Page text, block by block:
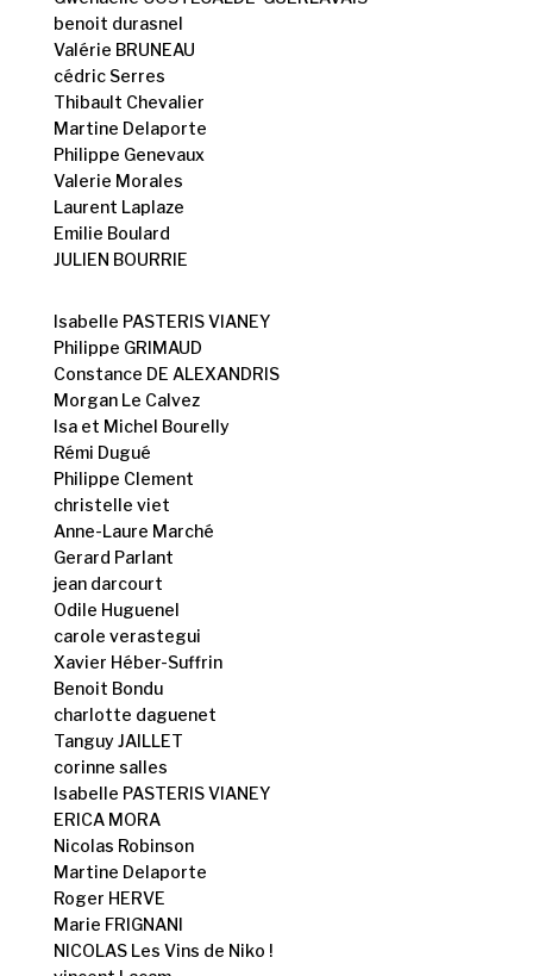
benoit durasnel
Valérie BRUNEAU
cédric Serres
Thibault Chevalier
Martine Delaporte
Philippe Genevaux
Valerie Morales
Laurent Laplaze
Emilie Boulard
JULIEN BOURRIE
Isabelle PASTERIS VIANEY
Philippe GRIMAUD
Constance DE ALEXANDRIS
Morgan Le Calvez
Isa et Michel Bourelly
Rémi Dugué
Philippe Clement
christelle viet
Anne-Laure Marché
Gerard Parlant
jean darcourt
Odile Huguenel
carole verastegui
Xavier Héber-Suffrin
Benoit Bondu
charlotte daguenet
Tanguy JAILLET
corinne salles
Isabelle PASTERIS VIANEY
ERICA MORA
Nicolas Robinson
Martine Delaporte
Roger HERVE
Marie FRIGNANI
NICOLAS Les Vins de Niko !